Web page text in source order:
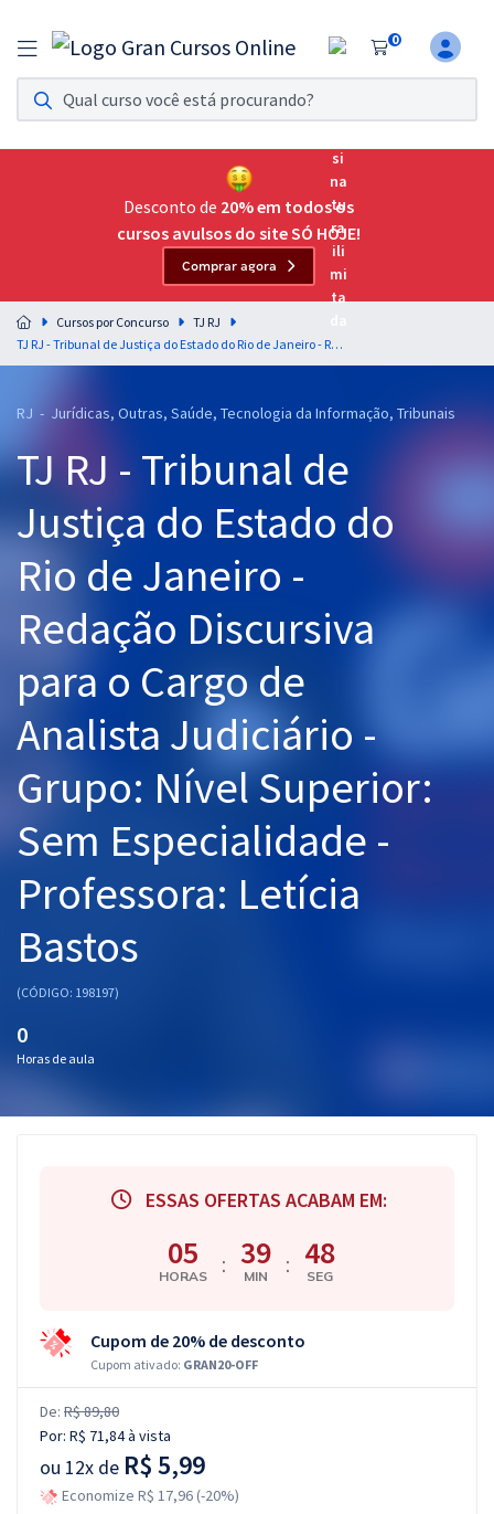
0
Assinatura Ilimitada 11
Acesso a todos os cursos. Teste grátis por 7 dias!
Assinatura OAB Até Passar
Acesso ilimitado a toda preparação para o Exame da
Residências Multiprofissionais
Preparação completa e intensiva para as principais
residências em saúde do Brasil
Cursos 20% OFF
Pós
Graduação
OAB
Questões grátis
Aprovados
Desconto de 20% em todos os
cursos avulsos do site SÓ HOJE!
Comprar agora
Cursos por Concurso
TJ RJ
TJ RJ - Tribunal de Justiça do Estado do Rio de Janeiro - Redação Discursiva para o Cargo de Analista Judiciário - Grupo: Nível Superior: Sem Especialidade - Professora: Letícia Bastos
RJ - Jurídicas, Outras, Saúde, Tecnologia da Informação, Tribunais
TJ RJ - Tribunal de
Justiça do Estado do
Rio de Janeiro -
Redação Discursiva
para o Cargo de
Analista Judiciário -
Grupo: Nível Superior:
Sem Especialidade -
Professora: Letícia
Bastos
(CÓDIGO: 198197)
0
Horas de aula
ESSAS OFERTAS ACABAM EM:
05
HORAS : 39
MIN : 48
SEG
Cupom de 20% de desconto
Cupom ativado: GRAN20-OFF
De: R$ 89,80
Por: R$ 71,84à vista
ou 12x de R$ 5,99
Economize R$ 17,96 (-20%)